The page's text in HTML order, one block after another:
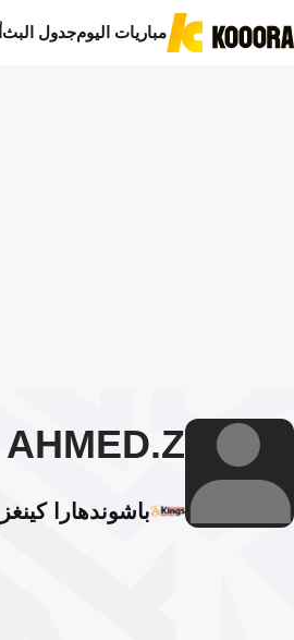
مباريات اليومجدول البث
Z.
AHMED
باشوندهارا كينغز